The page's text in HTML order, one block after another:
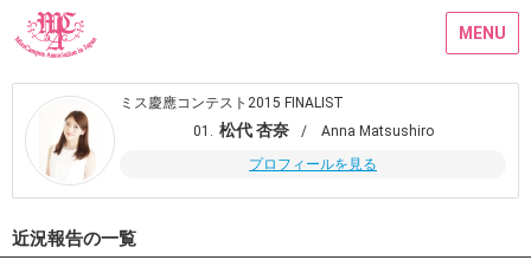
MENU
ミス慶應コンテスト2015 FINALIST
01. 松代 杏奈
/ Anna Matsushiro
プロフィールを見る
近況報告の一覧